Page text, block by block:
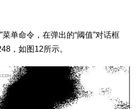
菜单命令，在弹出的“阈值”对话框
，如图12所示。